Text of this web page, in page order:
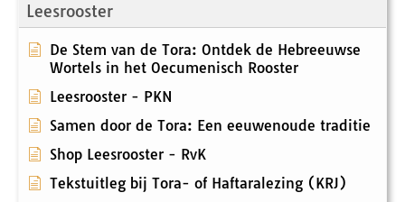
Leesrooster
De Stem van de Tora: Ontdek de Hebreeuwse
Wortels in het Oecumenisch Rooster
Leesrooster - PKN
Samen door de Tora: Een eeuwenoude traditie
Shop Leesrooster - RvK
Tekstuitleg bij Tora- of Haftaralezing (KRJ)